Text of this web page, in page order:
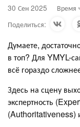
30 Сен 2025 Время
Поделиться:
Думаете,
в топ? Для YMYL-
всё гораздо
Здесь на сцену
экспертность
(Authoritativeness)